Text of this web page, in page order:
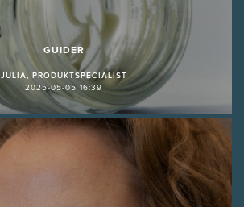
GUIDER
JULIA, PRODUKTSPECIALIST
2025-05-05 16:39